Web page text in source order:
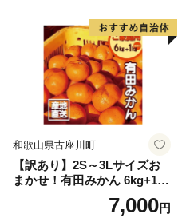
和歌山県古座川町
【訳あり】2S～3Lサイズお
まかせ！有田みかん 6kg+1kg
保証分 11月から12月下旬ま
でに順次発送致します。 / 訳
7,000円